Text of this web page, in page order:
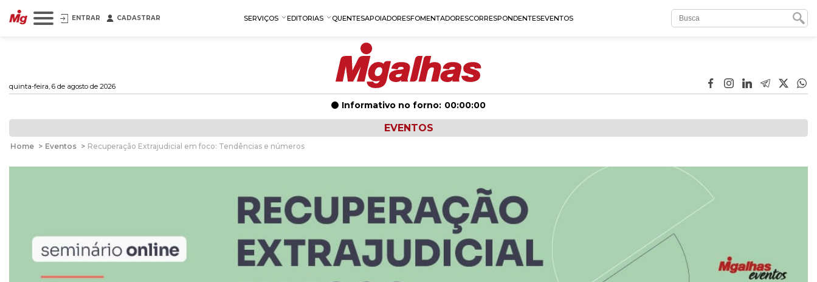
ENTRAR CADASTRAR SERVIÇOS EDITORIAS QUENTESAPOIADORESFOMENTADORESCORRESPONDENTESEVENTOS
quinta-feira, 6 de agosto de 2026
Informativo no forno: 00:00:00
EVENTOS
Home > Eventos > Recuperação Extrajudicial em foco: Tendências e números